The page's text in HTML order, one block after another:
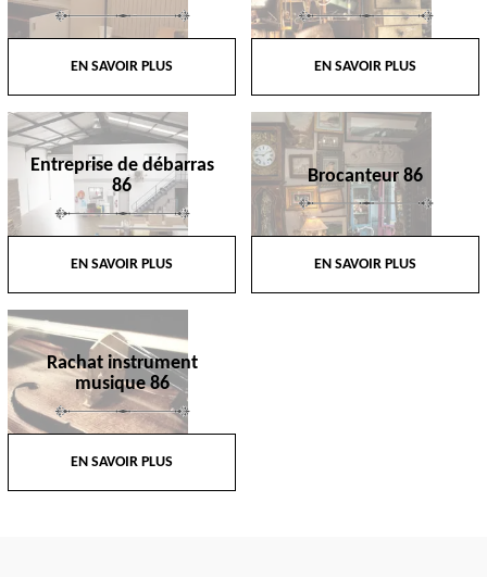
EN SAVOIR PLUS EN SAVOIR PLUS
Entreprise de débarras
86
EN SAVOIR PLUS
Brocanteur 86
EN SAVOIR PLUS
Rachat instrument
musique 86
EN SAVOIR PLUS